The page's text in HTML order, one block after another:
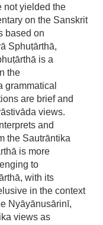
not yielded the
on the Sanskrit
based on
Sphuṭārthā,
is a
the
grammatical
are brief and
views.
and
the Sautrāntika
is more
to
with its
in the context
Nyāyānusārinī,
views as